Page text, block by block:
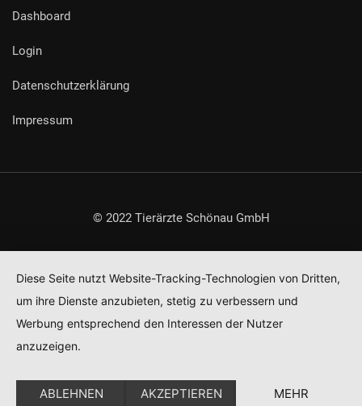
Dashboard
Login
Datenschutzerklärung
Impressum
© 2022 Tierärzte Schönau GmbH
Diese Seite nutzt Website-Tracking-Technologien von Dritten,
um ihre Dienste anzubieten, stetig zu verbessern und
Werbung entsprechend den Interessen der Nutzer
anzuzeigen.
ABLEHNEN AKZEPTIEREN MEHR